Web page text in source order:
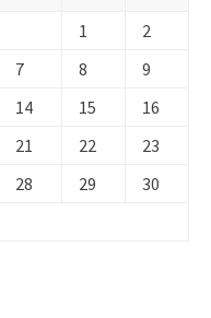
1
2
7 8
9
14 15
16
21 22
23
28 29
30